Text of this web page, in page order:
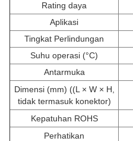
Rating daya
Aplikasi
Tingkat Perlindungan
Suhu operasi (°C)
Antarmuka
Dimensi (mm) ((L × W × H,
tidak termasuk konektor)
Kepatuhan ROHS
Perhatikan